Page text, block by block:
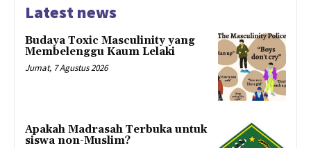
Latest news
Budaya Toxic Masculinity yang
Membelenggu Kaum Lelaki
Jumat, 7 Agustus 2026
Apakah Madrasah Terbuka untuk
siswa non-Muslim?